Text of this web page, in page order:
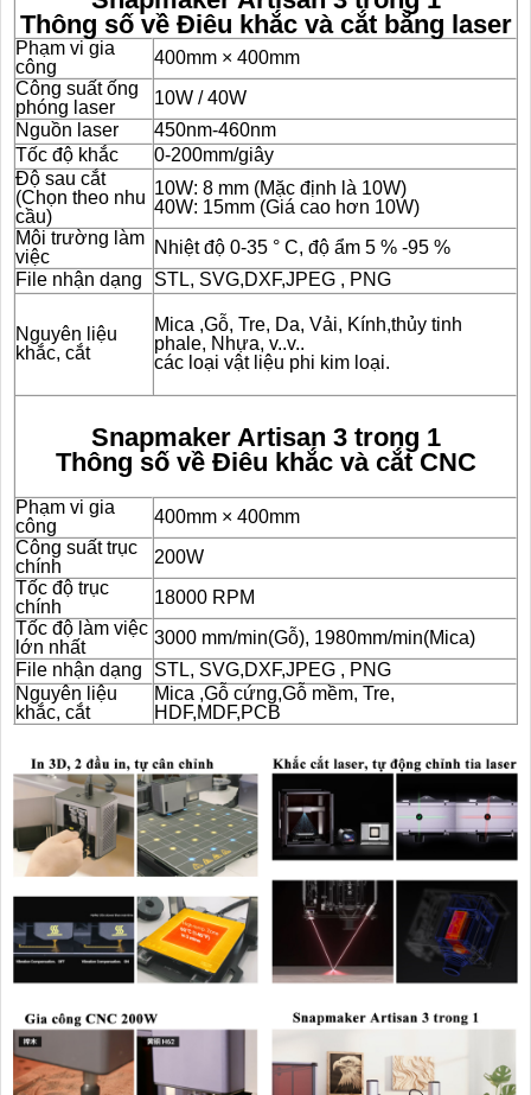
Thông số về Điêu khắc và cắt bằng laser
Phạm vi gia
công
400mm × 400mm
Công suất ống
phóng laser
10W / 40W
Nguồn laser
450nm-460nm
Tốc độ khắc
0-200mm/giây
Độ sau cắt
(Chọn theo nhu
cầu)
10W: 8 mm (Mặc định là 10W)
40W: 15mm (Giá cao hơn 10W)
Môi trường làm
việc
Nhiệt độ 0-35 ° C, độ ẩm 5 % -95 %
File nhận dạng
STL, SVG,DXF,JPEG , PNG
Nguyên liệu
khắc, cắt
Mica ,Gỗ, Tre, Da, Vải, Kính,thủy tinh
phale, Nhựa, v..v..
các loại vật liệu phi kim loại.
Snapmaker Artisan 3 trong 1
Thông số về Điêu khắc và cắt CNC
Phạm vi gia
công
400mm × 400mm
Công suất trục
chính
200W
Tốc độ trục
chính
18000 RPM
Tốc độ làm việc
lớn nhất
3000 mm/min(Gỗ), 1980mm/min(Mica)
File nhận dạng
STL, SVG,DXF,JPEG , PNG
Nguyên liệu
khắc, cắt
Mica ,Gỗ cứng,Gỗ mềm, Tre,
HDF,MDF,PCB